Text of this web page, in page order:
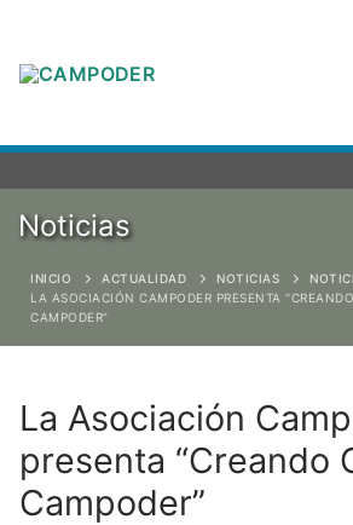
Noticias
INICIO ACTUALIDAD NOTICIAS
LA ASOCIACIÓN CAMPODER PRESENTA
CAMPODER”
La Asociación
presenta “Creando
Campoder”